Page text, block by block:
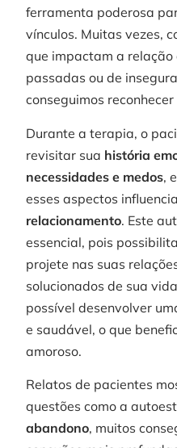
ferramenta poderosa
vínculos. Muitas vezes,
que impactam a
passadas ou de
conseguimos
Durante a terapia, o
revisitar sua história
necessidades e medos,
esses aspectos
relacionamento. Este
essencial, pois
projete nas suas
solucionados de sua
possível desenvolver
e saudável, o que
amoroso.
Relatos de pacientes
questões como a
abandono, muitos